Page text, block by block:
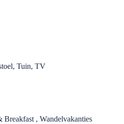
Tuin, TV
, Wandelvakanties